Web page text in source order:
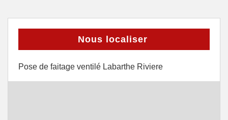
Nous localiser
Pose de faitage ventilé Labarthe Riviere